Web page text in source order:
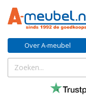
Over A-meubel